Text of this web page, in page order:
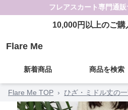
フレアスカート専門通販
10,000円以上のご購
Flare Me
新着商品 商品を検索
Flare Me TOP › ひざ・ミドル丈の